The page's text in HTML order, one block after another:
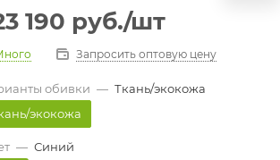
190 руб./шт
Запросить оптовую цену
обивки — Ткань/экокожа
экокожа
— Синий